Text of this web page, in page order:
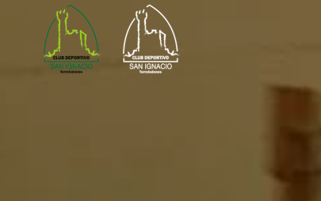
Skip to main content